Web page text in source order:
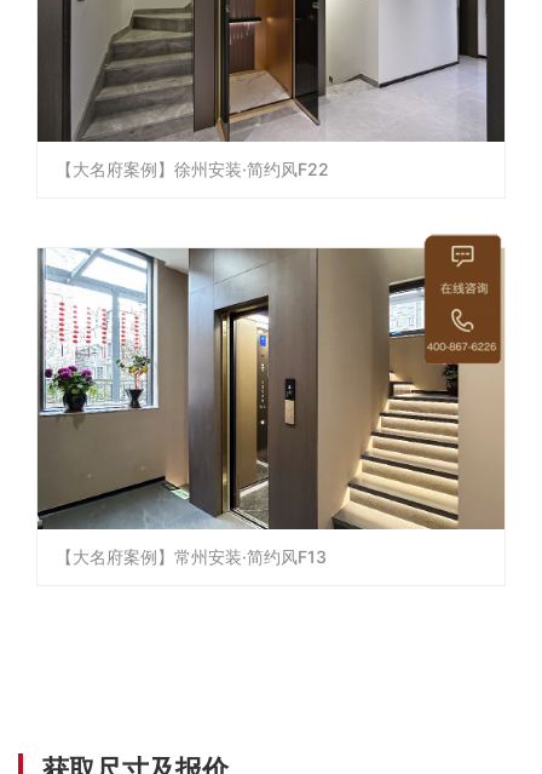
【大名府案例】徐州安装·简约风F22
【大名府案例】常州安装·简约风F13